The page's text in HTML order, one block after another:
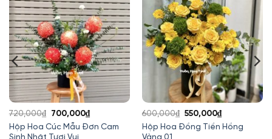
Hộp Hoa Cúc Mẫu Đơn Cam
Sinh Nhật Tươi Vui
720,000₫
Giá
gốc
700,000₫Giá
hiện
Hộp Hoa Đồng Tiền Hồng
Vàng 01
600,000₫ Giá
gốc
550,000₫Giá
hiện